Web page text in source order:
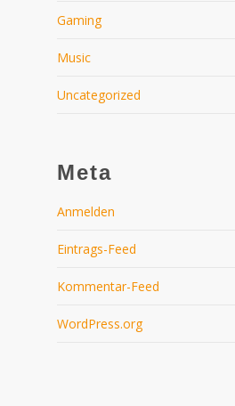
Gaming
Music
Uncategorized
Meta
Anmelden
Eintrags-Feed
Kommentar-Feed
WordPress.org